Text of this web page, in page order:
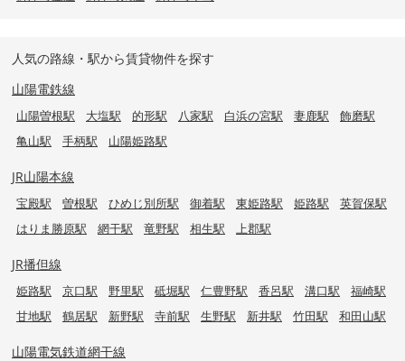
人気の路線・駅から賃貸物件を探す
山陽電鉄線
山陽曽根駅 大塩駅 的形駅 八家駅 白浜の宮駅 妻鹿駅
飾磨駅
亀山駅
手柄駅 山陽姫路駅
JR山陽本線
宝殿駅 曽根駅 ひめじ別所駅 御着駅 東姫路駅 姫路駅
英賀保駅
はりま勝原駅
網干駅 竜野駅 相生駅 上郡駅
JR播但線
姫路駅 京口駅 野里駅 砥堀駅 仁豊野駅 香呂駅 溝口駅
福崎駅
甘地駅
鶴居駅 新野駅 寺前駅 生野駅 新井駅 竹田駅 和田山駅
山陽電気鉄道網干線